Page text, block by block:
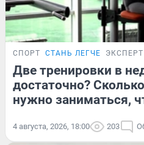
СПОРТ СТАНЬ ЛЕГЧЕ ЭКСПЕРТ
Две тренировки в
достаточно?
нужно заниматься,
4 августа, 2026, 18:00 203